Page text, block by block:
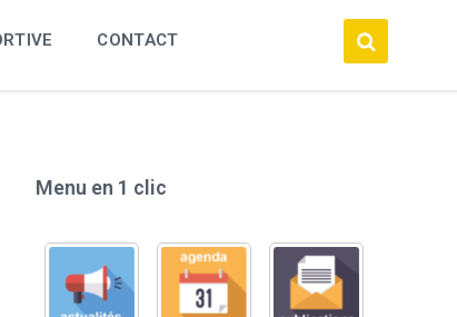
CONTACT
Menu en 1 clic